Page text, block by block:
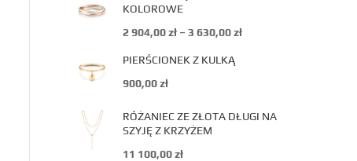
KOLOROWE
2 904,00zł – 3 630,00zł
PIERŚCIONEK Z KULKĄ
900,00zł
RÓŻANIEC ZE ZŁOTA DŁUGI NA
SZYJĘ Z KRZYŻEM
11 100,00zł